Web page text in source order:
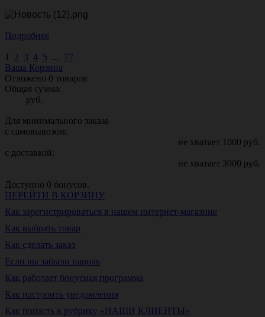
Подробнее
1 2 3 4 5 ... 77
Ваша Корзина
Отложено 0 товаров
Общая сумма:
руб.
Для минимального заказа
с самовывозом:
не хватает 1000 руб.
с доставкой:
не хватает 3000 руб.
Доступно 0 бонусов.
ПЕРЕЙТИ В КОРЗИНУ
Как зарегистрироваться в нашем интернет-магазине
Как выбрать товар
Как сделать заказ
Если вы забыли пароль
Как работает бонусная программа
Как настроить уведомления
Как попасть в рубрику «НАШИ КЛИЕНТЫ»